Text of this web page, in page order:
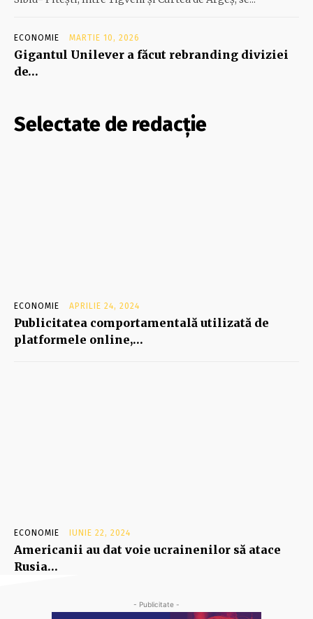
ECONOMIE MARTIE 10, 2026
Gigantul Unilever a făcut rebranding diviziei
de…
Selectate de redacție
ECONOMIE APRILIE 24, 2024
Publicitatea comportamentală utilizată de
platformele online,…
ECONOMIE IUNIE 22, 2024
Americanii au dat voie ucrainenilor să atace
Rusia…
- Publicitate -